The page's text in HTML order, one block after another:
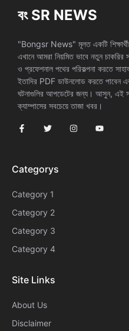
বং SR NEWS
"Bongsr News" মূলত একটি
এখানে আমরা নিয়মিত ভাবে নতুন চাকরির
ও প্রফেশনাল পথের পরিকল্পনা করতে
ইতাদির PDF ডাউনলোড করতে পাবেন
ঘটনাগুলির আপডেটের জন্য। আসুন, এই
ক্যাম্পাসের সবচেয়ে তাজা খবর।
Categorys
Category 1
Category 2
Category 3
Category 4
Site Links
About Us
Disclaimer